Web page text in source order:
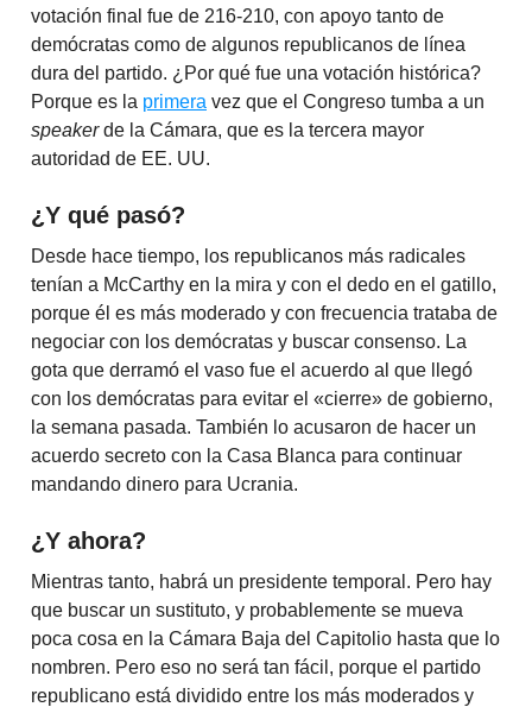
votación final fue de 216-210, con apoyo tanto de
demócratas como de algunos republicanos de línea
dura del partido. ¿Por qué fue una votación histórica?
Porque es la primera vez que el Congreso tumba a un
speakerde la Cámara, que es la tercera mayor
autoridad de EE. UU.
¿Y qué pasó?
Desde hace tiempo, los republicanos más radicales
tenían a McCarthy en la mira y con el dedo en el gatillo,
porque él es más moderado y con frecuencia trataba de
negociar con los demócratas y buscar consenso. La
gota que derramó el vaso fue el acuerdo al que llegó
con los demócratas para evitar el «cierre» de gobierno,
la semana pasada. También lo acusaron de hacer un
acuerdo secreto con la Casa Blanca para continuar
mandando dinero para Ucrania.
¿Y ahora?
Mientras tanto, habrá un presidente temporal. Pero hay
que buscar un sustituto, y probablemente se mueva
poca cosa en la Cámara Baja del Capitolio hasta que lo
nombren. Pero eso no será tan fácil, porque el partido
republicano está dividido entre los más moderados y